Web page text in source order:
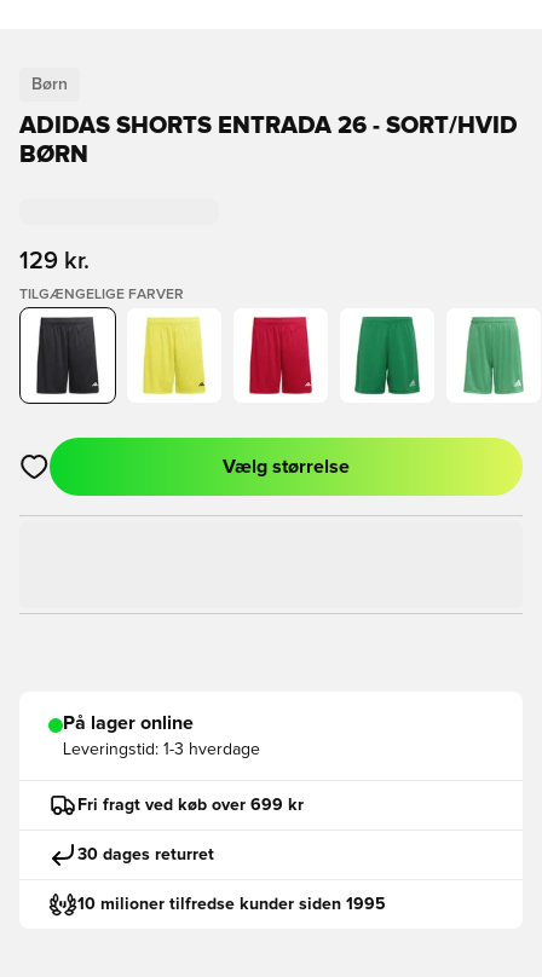
Børn
ADIDAS SHORTS ENTRADA 26 - SORT/HVID
BØRN
129 kr.
TILGÆNGELIGE FARVER
Åbner en Modal til at logge ind eller tilmelde dig som medlem
Vælg størrelse
På lager online
Leveringstid: 1-3 hverdage
Fri fragt ved køb over 699 kr
30 dages returret
10 milioner tilfredse kunder siden 1995